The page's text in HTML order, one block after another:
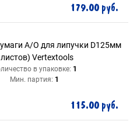
179.00 руб.
А/О для липучки D125мм
Vertextools
в упаковке: 1
Мин. партия: 1
115.00 руб.